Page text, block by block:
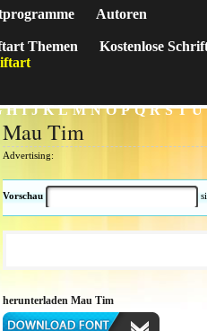
Autoren
Themen
Kostenlose
H I J K L M N O P Q R S T U
Mau Tim
Advertising:
Vorschau
herunterladen Mau Tim